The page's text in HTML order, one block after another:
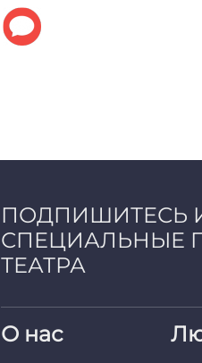
i
n
ПОДПИШИТЕСЬ
СПЕЦИАЛЬНЫЕ
ТЕАТРА
О нас